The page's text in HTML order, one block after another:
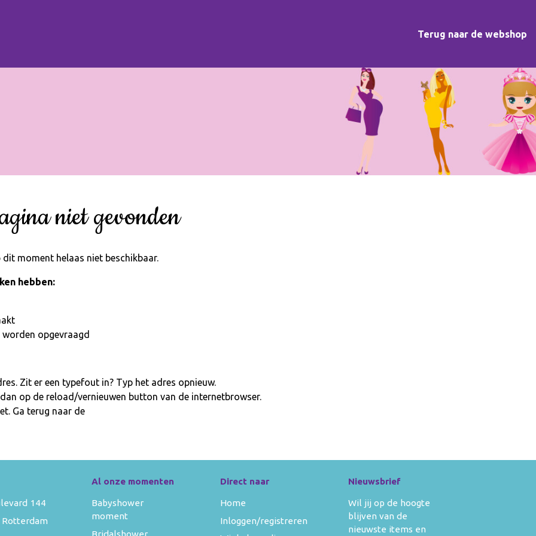
Terug naar de webshop
niet gevonden
moment helaas niet beschikbaar.
hebben:
opgevraagd
Zit er een typefout in? Typ het adres opnieuw.
op de reload/vernieuwen button van de internetbrowser.
Ga terug naar de
144
Al onze momenten
Babyshower
moment
Bridalshower
Direct naar
Home
Inloggen/registreren
Nieuwsbrief
Wil jij op de hoogte
blijven van de
nieuwste items en